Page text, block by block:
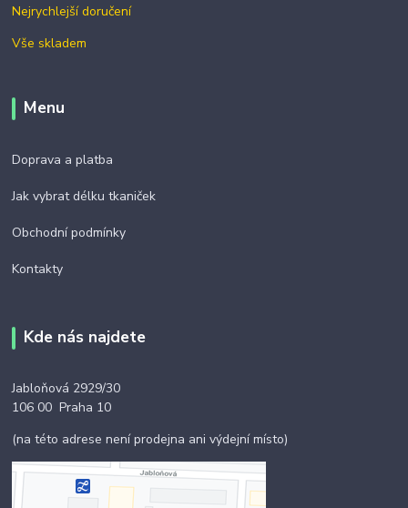
Nejrychlejší doručení
Vše skladem
Menu
Doprava a platba
Jak vybrat délku tkaniček
Obchodní podmínky
Kontakty
Kde nás najdete
Jabloňová 2929/30
106 00 Praha 10
(na této adrese není prodejna ani výdejní místo)